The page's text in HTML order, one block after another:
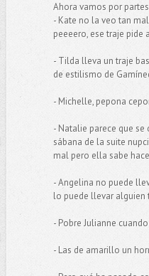
Ahora vamos por
- Kate no la veo tan
peeeero, ese traje pide
- Tilda lleva un traje
de estilismo de
- Michelle, pepona
- Natalie parece que
sábana de la suite
mal pero ella sabe
- Angelina no puede
lo puede llevar alguien
- Pobre Julianne
- Las de amarillo un